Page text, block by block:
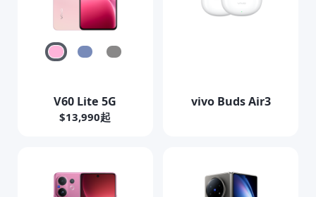
V60 Lite 5G
$13,990起
vivo Buds Air3